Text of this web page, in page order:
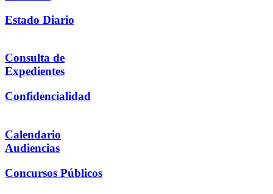
Estado Diario
Consulta de
Expedientes
Confidencialidad
Calendario
Audiencias
Concursos Públicos